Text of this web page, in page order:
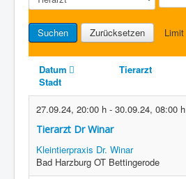
Suchen Zurücksetzen Limit
Datum Tierarzt
Stadt
27.09.24, 20:00 h - 30.09.24, 08:00 h
Tierarzt Dr Winar
Kleintierpraxis Dr. Winar
Bad Harzburg OT Bettingerode